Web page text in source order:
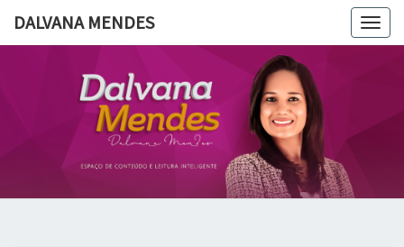
DALVANA MENDES
DALVANA
MENDES
Espaço De
Conteúdo
E Leitura
Inteligente